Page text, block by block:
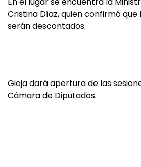
Cristina Díaz, quien confirmó
serán descontados.
Gioja dará apertura de las
Cámara de Diputados.